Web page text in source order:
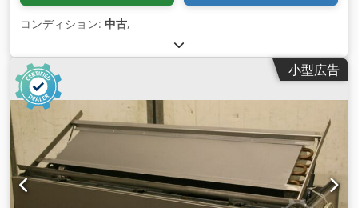
コンディション: 中古,
小型広告